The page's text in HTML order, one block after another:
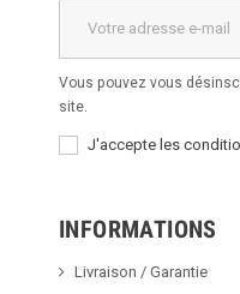
Vous pouvez vous
site.
J'accepte les
INFORMATIONS
Livraison / Garantie